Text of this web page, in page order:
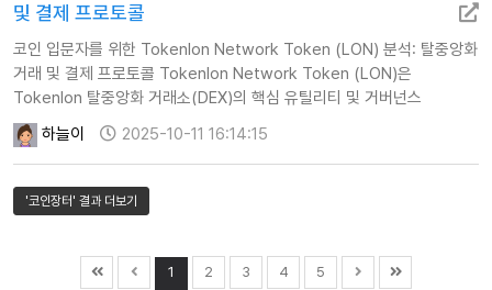
및 결제 프로토콜
코인 입문자를 위한 Tokenlon Network Token (LON) 분석: 탈중앙화
거래 및 결제 프로토콜 Tokenlon Network Token (LON)은
Tokenlon 탈중앙화 거래소(DEX)의 핵심 유틸리티 및 거버넌스
토큰입니다. Tokenlon은 이더리움 블록체인 기반의 결제 정산
프로토콜을 통해 안전하고 효율적인 토큰 간 교환 서비스를 제공하는
것을 목표로 합니다. LON 토큰은 생태계 참여자들의 이해관계를
일치시키고 플랫폼 확장을 장려하는 인센티브 역할을 수행합니다. …
하늘이 2025-10-11 16:14:15
'코인장터' 결과 더보기
1 2 3 4 5